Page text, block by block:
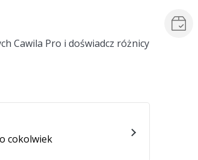
Cawila Pro i doświadcz różnicy
cokolwiek